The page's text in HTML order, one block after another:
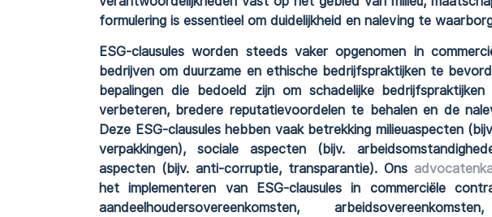
formulering is essentieel om duidelijkheid en naleving te
ESG-clausules worden steeds vaker opgenomen in
bedrijven om duurzame en ethische bedrijfspraktijken te
bepalingen die bedoeld zijn om schadelijke
verbeteren, bredere reputatievoordelen te behalen en de
Deze ESG-clausules hebben vaak betrekking milieuaspecten
verpakkingen), sociale aspecten (bijv.
aspecten (bijv. anti-corruptie, transparantie). Ons
het implementeren van ESG-clausules in commerciële
aandeelhoudersovereenkomsten,